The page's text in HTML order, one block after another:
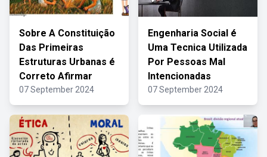
Sobre A Constituição
Das Primeiras
Estruturas Urbanas é
Correto Afirmar
07 September 2024
Engenharia Social é
Uma Tecnica Utilizada
Por Pessoas Mal
Intencionadas
07 September 2024